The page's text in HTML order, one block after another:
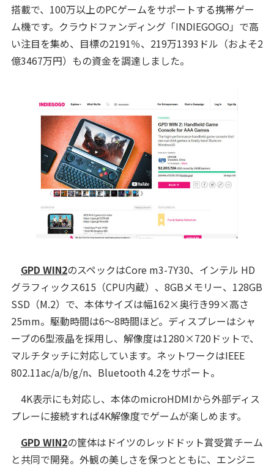
搭載で、100万以上のPCゲームをサポートする携帯ゲー
ム機です。クラウドファンディング「INDIEGOGO」で高
い注目を集め、目標の2191％、219万1393ドル（およそ2
億3467万円）もの資金を調達しました。
GPD WIN2のスペックはCore m3-7Y30、インテル HD
グラフィックス615（CPU内蔵）、8GBメモリー、128GB
SSD（M.2）で、本体サイズは幅162×奥行き99×高さ
25mm。駆動時間は6～8時間ほど。ディスプレーはシャ
ープの6型液晶を採用し、解像度は1280×720ドットで、
マルチタッチに対応しています。ネットワークはIEEE
802.11ac/a/b/g/n、Bluetooth 4.2をサポート。
4K表示にも対応し、本体のmicroHDMIから外部ディス
プレーに接続すれば4K解像度でゲームが楽しめます。
GPD WIN2の筐体はドイツのレッドドット賞受賞チーム
と共同で開発。外観の美しさを保つとともに、エンジニ